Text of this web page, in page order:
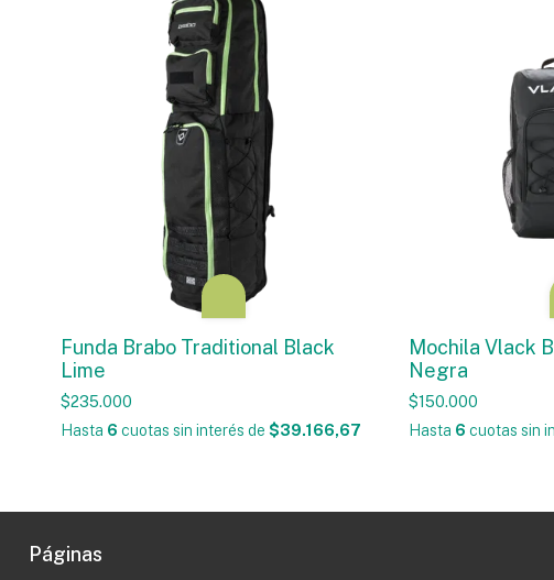
Funda Brabo Traditional Black
Lime
$235.000
Hasta 6 cuotas sin interés de $39.166,67
Mochila Vlack
Negra
$150.000
Hasta 6 cuotas sin
Páginas